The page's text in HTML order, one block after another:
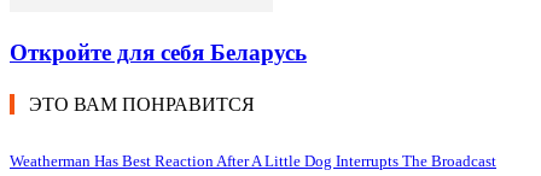
Откройте для себя Беларусь
ЭТО ВАМ ПОНРАВИТСЯ
Weatherman Has Best Reaction After A Little Dog Interrupts The Broadcast